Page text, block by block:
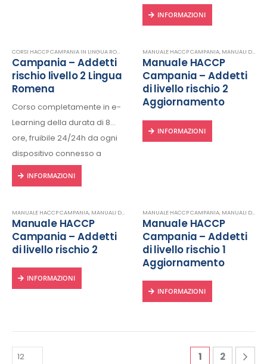
univoco di riconscimento.
Rilascio regolare attestato a
univoco di riconscimento.
INFORMAZIONI
CORSI HACCP CAMPANIA IN LINGUA ROMENA E-LEARNING, FORMAZIONE HACCP IN LINGUA
Campania – Addetti
rischio livello 2 Lingua
Romena
Corso completamente in e-
Learning della durata di 8
ore, fruibile 24/24h da ogni
dispositivo connesso a
internet.
Rilascio regolare attestato a
univoco di riconscimento.
INFORMAZIONI
MANUALE HACCP CAMPANIA, MANUALI DIGITALI
Manuale HACCP
Campania – Addetti
di livello rischio 2
Aggiornamento
INFORMAZIONI
MANUALE HACCP CAMPANIA, MANUALI DIGITALI MANUALI HACCP
Manuale HACCP
Campania – Addetti
di livello rischio 2
INFORMAZIONI
MANUALE HACCP CAMPANIA, MANUALI DIGITALI
Manuale HACCP
Campania – Addetti
di livello rischio 1
Aggiornamento
INFORMAZIONI
1 2